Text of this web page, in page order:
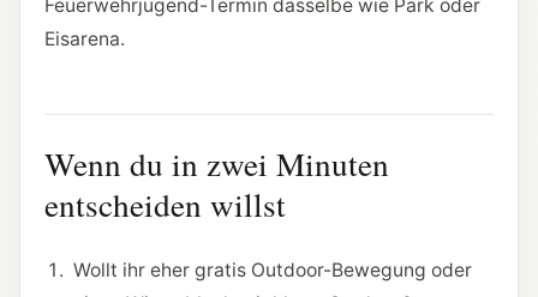
Feuerwehrjugend-Termin dasselbe wie Park oder
Eisarena.
Wenn du in zwei Minuten
entscheiden willst
Wollt ihr eher gratis Outdoor-Bewegung oder